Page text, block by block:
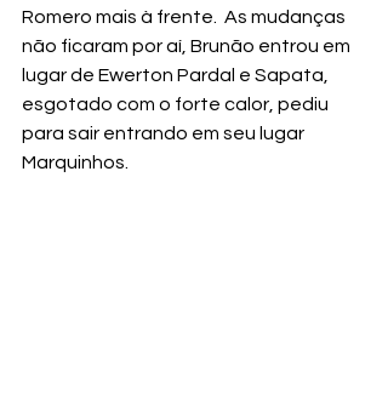
Romero mais à frente.  As mudanças
não ficaram por aí, Brunão entrou em
lugar de Ewerton Pardal e Sapata,
esgotado com o forte calor, pediu
para sair entrando em seu lugar
Marquinhos.